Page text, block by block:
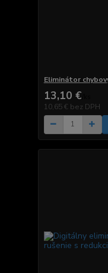
Eliminátor
13,10 €
10,65 € bez DPH